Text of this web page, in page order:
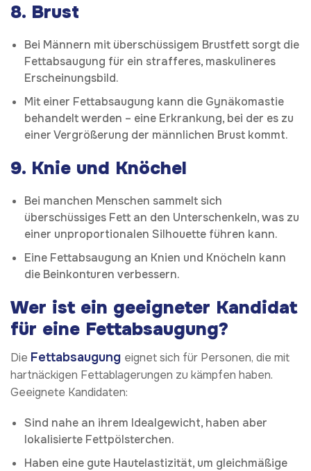
8. Brust
Bei Männern mit überschüssigem Brustfett sorgt die
Fettabsaugung für ein strafferes, maskulineres
Erscheinungsbild.
Mit einer Fettabsaugung kann die Gynäkomastie
behandelt werden – eine Erkrankung, bei der es zu
einer Vergrößerung der männlichen Brust kommt.
9. Knie und Knöchel
Bei manchen Menschen sammelt sich
überschüssiges Fett an den Unterschenkeln, was zu
einer unproportionalen Silhouette führen kann.
Eine Fettabsaugung an Knien und Knöcheln kann
die Beinkonturen verbessern.
Wer ist ein geeigneter Kandidat
für eine Fettabsaugung?
Die Fettabsaugung eignet sich für Personen, die mit
hartnäckigen Fettablagerungen zu kämpfen haben.
Geeignete Kandidaten:
Sind nahe an ihrem Idealgewicht, haben aber
lokalisierte Fettpölsterchen.
Haben eine gute Hautelastizität, um gleichmäßige